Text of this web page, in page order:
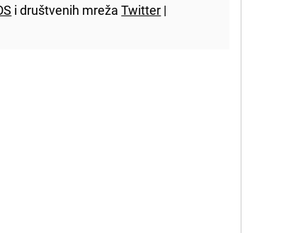
i društvenih mrežaTwitter |